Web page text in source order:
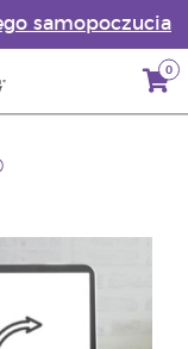
samopoczucia
0